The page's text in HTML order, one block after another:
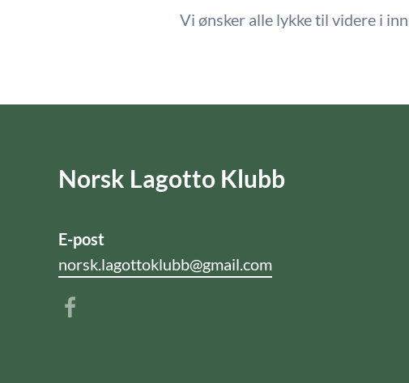
Vi ønsker alle lykke til videre i
Norsk Lagotto Klubb
E-post
norsk.lagottoklubb@gmail.com